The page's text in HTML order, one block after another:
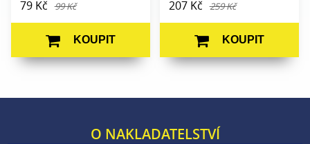
79 Kč 99 Kč
KOUPIT
207 Kč 259 Kč
KOUPIT
O NAKLADATELSTVÍ